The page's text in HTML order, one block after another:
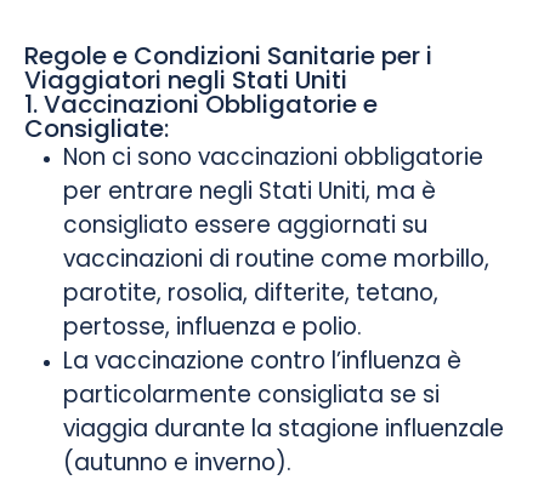
Regole e Condizioni Sanitarie per i
Viaggiatori negli Stati Uniti
1. Vaccinazioni Obbligatorie e
Consigliate:
Non ci sono vaccinazioni obbligatorie
per entrare negli Stati Uniti, ma è
consigliato essere aggiornati su
vaccinazioni di routine come morbillo,
parotite, rosolia, difterite, tetano,
pertosse, influenza e polio.
La vaccinazione contro l’influenza è
particolarmente consigliata se si
viaggia durante la stagione influenzale
(autunno e inverno).